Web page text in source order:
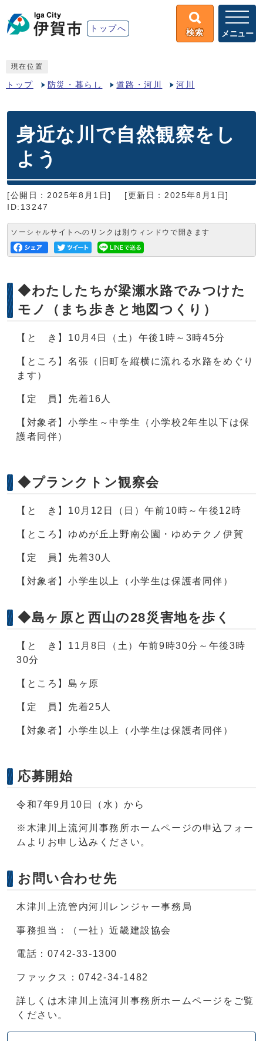
トップへ 検索 メニュー
現在位置
トップ 防災・暮らし 道路・河川 河川
身近な川で自然観察をし
よう
[公開日：2025年8月1日]
[更新日：2025年8月1日]
ID:13247
ソーシャルサイトへのリンクは別ウィンドウで開きます
◆わたしたちが梁瀬水路でみつけた
モノ（まち歩きと地図つくり）
【と き】10月4日（土）午後1時～3時45分
【ところ】名張（旧町を縦横に流れる水路をめぐり
ます）
【定 員】先着16人
【対象者】小学生～中学生（小学校2年生以下は保
護者同伴）
◆プランクトン観察会
【と き】10月12日（日）午前10時～午後12時
【ところ】ゆめが丘上野南公園・ゆめテクノ伊賀
【定 員】先着30人
【対象者】小学生以上（小学生は保護者同伴）
◆島ヶ原と西山の28災害地を歩く
【と き】11月8日（土）午前9時30分～午後3時
30分
【ところ】島ヶ原
【定 員】先着25人
【対象者】小学生以上（小学生は保護者同伴）
応募開始
令和7年9月10日（水）から
※木津川上流河川事務所ホームページの申込フォー
ムよりお申し込みください。
お問い合わせ先
木津川上流管内河川レンジャー事務局
事務担当：（一社）近畿建設協会
電話：0742-33-1300
ファックス：0742-34-1482
詳しくは木津川上流河川事務所ホームページをご覧
ください。